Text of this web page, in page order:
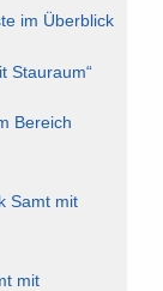
im Überblick
Stauraum“
Bereich
Samt mit
mit